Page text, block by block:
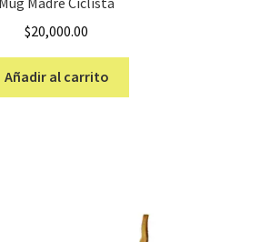
$20,000.00
Añadir al carrito